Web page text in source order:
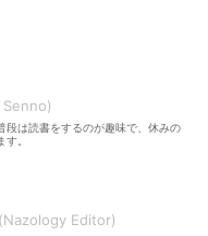
段は読書をするのが趣味で、休みの
。
Nazology Editor